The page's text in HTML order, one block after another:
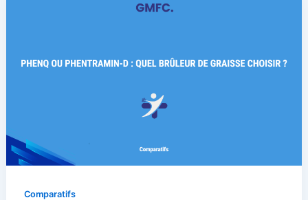
Comparatifs